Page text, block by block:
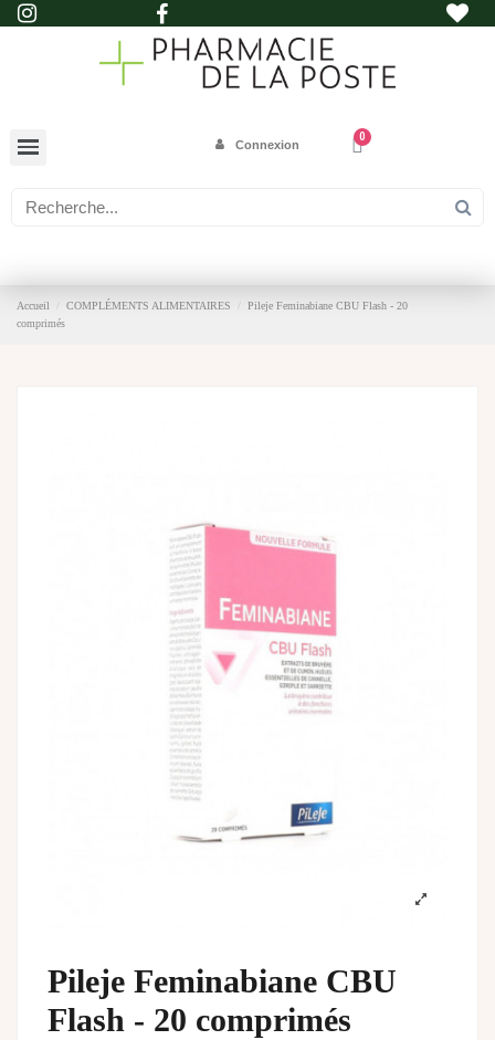
Connexion
Accueil COMPLÉMENTS ALIMENTAIRES
Pileje Feminabiane CBU Flash - 20
comprimés
Pileje Feminabiane CBU
Flash - 20 comprimés